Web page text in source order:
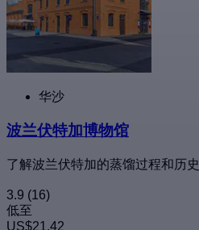
华沙
波兰伏特加博物馆
了解波兰伏特加的蒸馏过程和历史
3.9 (16)
低至
US$21.42